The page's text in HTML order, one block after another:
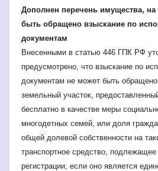
Дополнен перечень имущества, на
быть обращено взыскание по
документам
Внесенными в статью 446 ГПК РФ
предусмотрено, что взыскание по
документам не может быть
земельный участок,
бесплатно в качестве меры
многодетных семей, или доля
общей долевой собственности на
транспортное средство, подлежащее
регистрации, если оно является